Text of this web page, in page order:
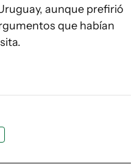
aunque prefirió
que habían